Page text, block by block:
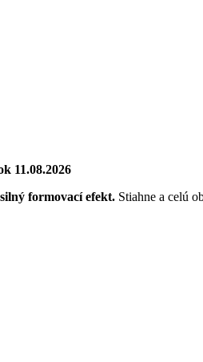
11.08.2026
formovací efekt. Stiahne a celú